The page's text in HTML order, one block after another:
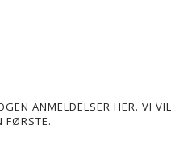
ANMELDELSER HER. VI
FØRSTE.